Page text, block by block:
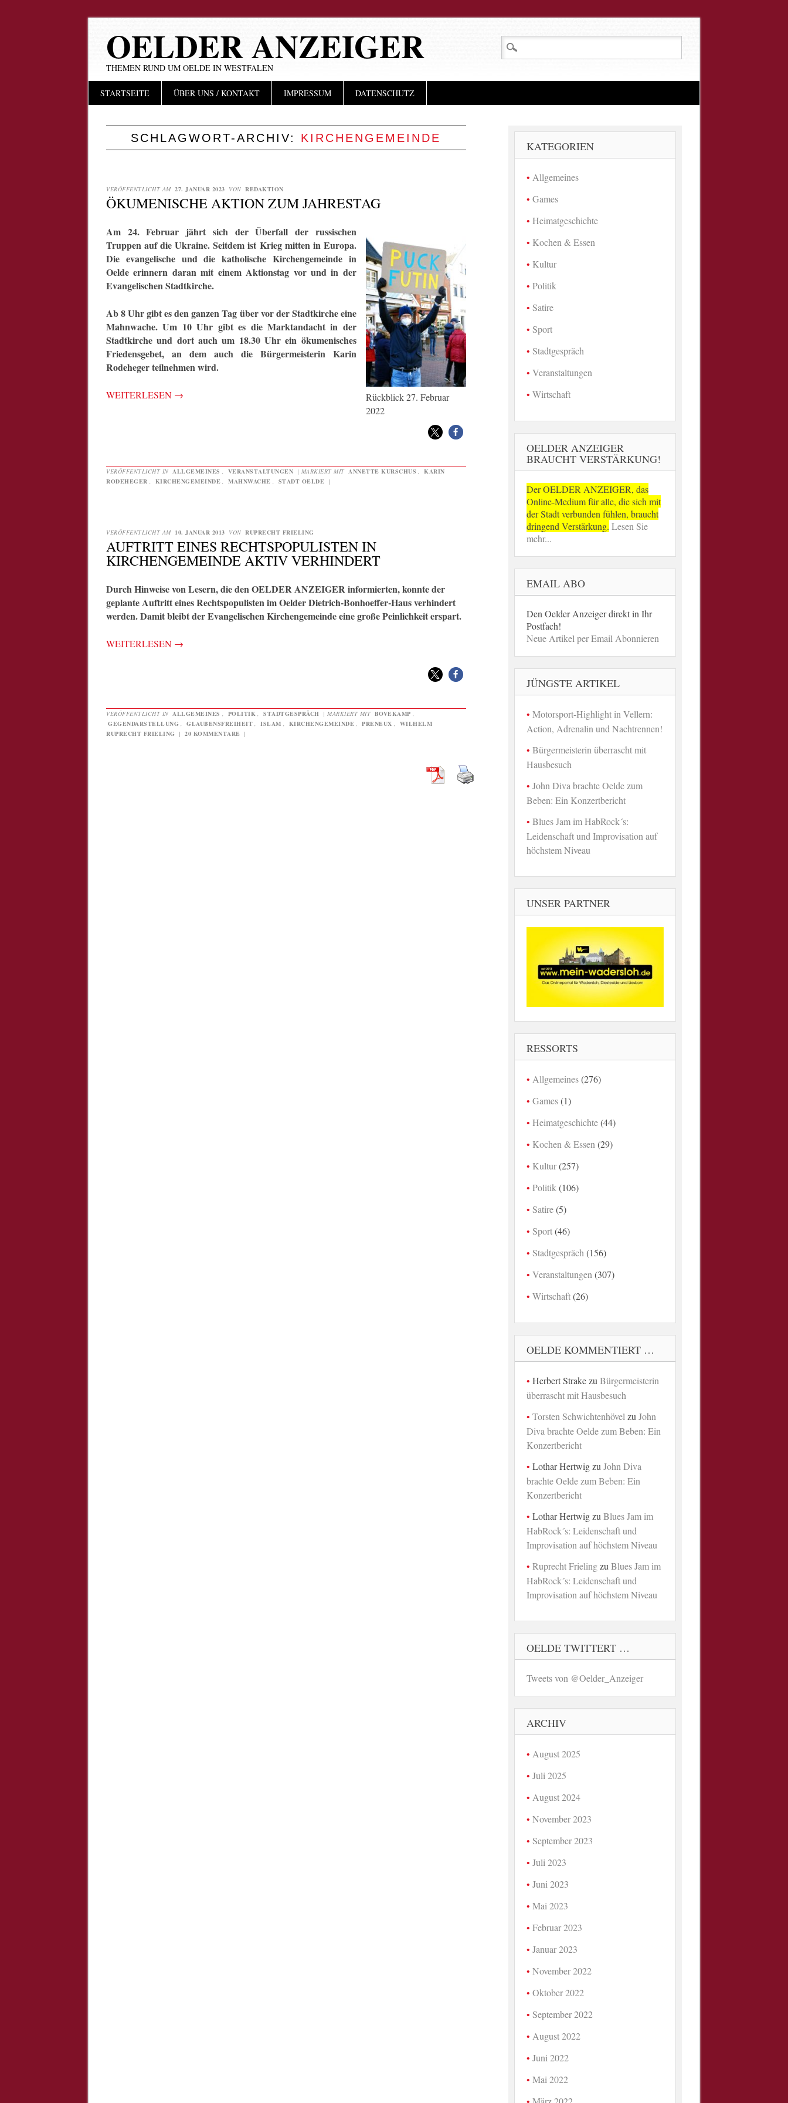
OELDER ANZEIGER
THEMEN RUND UM OELDE IN WESTFALEN
Hauptmenü
InhaltSTARTSEITE ÜBER UNS / KONTAKT IMPRESSUM DATENSCHUTZ
SCHLAGWORT-ARCHIV: KIRCHENGEMEINDE
VERÖFFENTLICHT AM 27. JANUAR 2023 VON REDAKTION
ÖKUMENISCHE AKTION ZUM JAHRESTAG
Rückblick 27. Februar
2022
Am 24. Februar jährt sich der Überfall der russischen
Truppen auf die Ukraine. Seitdem ist Krieg mitten in Europa.
Die evangelische und die katholische Kirchengemeinde in
Oelde erinnern daran mit einem Aktionstag vor und in der
Evangelischen Stadtkirche.
Ab 8 Uhr gibt es den ganzen Tag über vor der Stadtkirche eine
Mahnwache. Um 10 Uhr gibt es die Marktandacht in der
Stadtkirche und dort auch um 18.30 Uhr ein ökumenisches
Friedensgebet, an dem auch die Bürgermeisterin Karin
Rodeheger teilnehmen wird.
WEITERLESEN →
VERÖFFENTLICHT IN ALLGEMEINES VERANSTALTUNGEN | MARKIERT MIT ANNETTE KURSCHUS
KARIN
RODEHEGER
KIRCHENGEMEINDE MAHNWACHE STADT OELDE |
VERÖFFENTLICHT AM 10. JANUAR 2013 VON RUPRECHT FRIELING
AUFTRITT EINES RECHTSPOPULISTEN IN
KIRCHENGEMEINDE AKTIV VERHINDERT
Durch Hinweise von Lesern, die den OELDER ANZEIGER informierten, konnte der
geplante Auftritt eines Rechtspopulisten im Oelder Dietrich-Bonhoeffer-Haus verhindert
werden. Damit bleibt der Evangelischen Kirchengemeinde eine große Peinlichkeit erspart.
WEITERLESEN →
VERÖFFENTLICHT IN ALLGEMEINES , POLITIK , STADTGESPRÄCH | MARKIERT MIT BOVEKAMP ,
GEGENDARSTELLUNG , GLAUBENSFREIHEIT , ISLAM , KIRCHENGEMEINDE , PRENEUX ,
WILHELM
RUPRECHT FRIELING
| 20 KOMMENTARE |
KATEGORIEN
Allgemeines
Games
Heimatgeschichte
Kochen & Essen
Kultur
Politik
Satire
Sport
Stadtgespräch
Veranstaltungen
Wirtschaft
OELDER ANZEIGER
BRAUCHT VERSTÄRKUNG!
Der OELDER ANZEIGER, das
Online-Medium für alle, die sich mit
der Stadt verbunden fühlen, braucht
dringend Verstärkung. Lesen Sie
mehr...
EMAIL ABO
Den Oelder Anzeiger direkt in Ihr
Postfach!
Neue Artikel per Email Abonnieren
JÜNGSTE ARTIKEL
Motorsport-Highlight in Vellern:
Action, Adrenalin und Nachtrennen!
Bürgermeisterin überrascht mit
Hausbesuch
John Diva brachte Oelde zum
Beben: Ein Konzertbericht
Blues Jam im HabRock´s:
Leidenschaft und Improvisation auf
höchstem Niveau
UNSER PARTNER
RESSORTS
Allgemeines(276)
Games(1)
Heimatgeschichte(44)
Kochen & Essen (29)
Kultur(257)
Politik (106)
Satire(5)
Sport(46)
Stadtgespräch (156)
Veranstaltungen (307)
Wirtschaft(26)
OELDE KOMMENTIERT …
Herbert Strakezu Bürgermeisterin
überrascht mit Hausbesuch
Torsten Schwichtenhövel zu John
Diva brachte Oelde zum Beben: Ein
Konzertbericht
Lothar Hertwigzu John Diva
brachte Oelde zum Beben: Ein
Konzertbericht
Lothar Hertwigzu Blues Jam im
HabRock´s: Leidenschaft und
Improvisation auf höchstem Niveau
Ruprecht Frielingzu Blues Jam im
HabRock´s: Leidenschaft und
Improvisation auf höchstem Niveau
OELDE TWITTERT …
Tweets von @Oelder_Anzeiger
ARCHIV
August 2025
Juli 2025
August 2024
November 2023
September 2023
Juli 2023
Juni 2023
Mai 2023
Februar 2023
Januar 2023
November 2022
Oktober 2022
September 2022
August 2022
Juni 2022
Mai 2022